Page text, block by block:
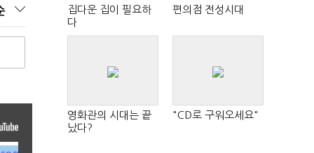
집다운 집이 필요하
다
편의점 전성시대
영화관의 시대는 끝
났다?
"CD로 구워오세요"